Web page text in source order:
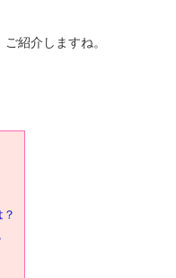
紹介しますね。